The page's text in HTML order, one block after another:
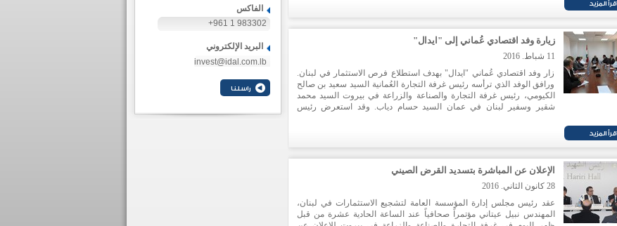
زيارة وفد اقتصادي عُماني إلى "ايدال"
11 شباط. 2016
زار وفد اقتصادي عُماني "ايدال" بهدف استطلاع فرص الاستثمار في لبنان.
ورافق الوفد الذي ترأسه رئيس غرفة التجارة العُمانية السيد سعيد بن صالح
الكيومي، رئيس غرفة التجارة والصناعة والزراعة في بيروت السيد محمد
شقير وسفير لبنان في عمان السيد حسام دياب. وقد استعرض رئيس
الإعلان عن المباشرة بتسديد القرض الصيني
28 كانون الثاني. 2016
عقد رئيس مجلس إدارة المؤسسة العامة لتشجيع الاستثمارات في لبنان،
المهندس نبيل عيتاني مؤتمراً صحافياً عند الساعة الحادية عشرة من قبل
الفاكس
+961 1 983302
البريد الإلكتروني
invest@idal.com.lb